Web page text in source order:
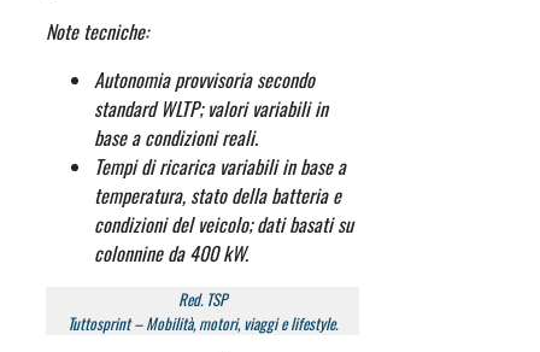
Note tecniche:
Autonomia provvisoria secondo
standard WLTP; valori variabili in
base a condizioni reali.
Tempi di ricarica variabili in base a
temperatura, stato della batteria e
condizioni del veicolo; dati basati su
colonnine da 400 kW.
Red. TSP
Tuttosprint – Mobilità, motori, viaggi e lifestyle.